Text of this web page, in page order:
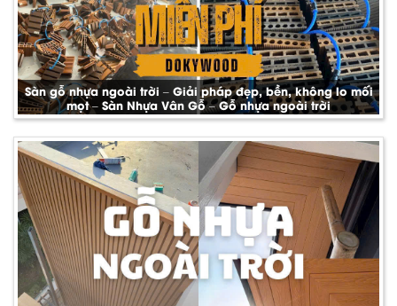
Sàn gỗ nhựa ngoài trời – Giải pháp đẹp, bền, không lo mối
mọt – Sàn Nhựa Vân Gỗ – Gỗ nhựa ngoài trời